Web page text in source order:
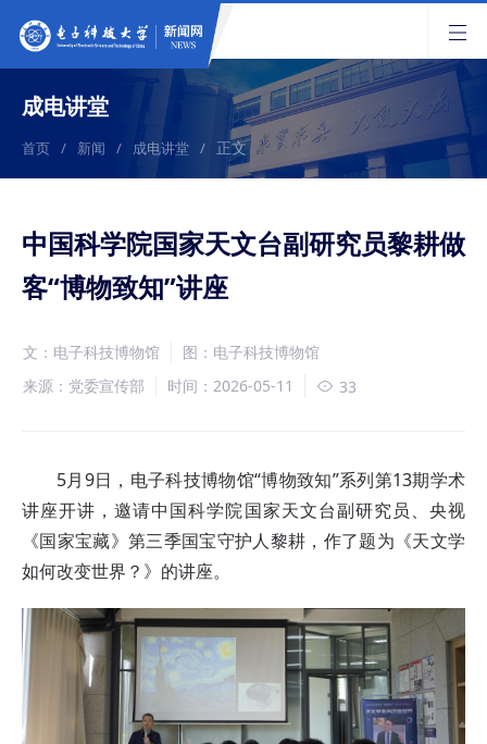
成电讲堂
首页 / 新闻 / 成电讲堂 / 正文
中国科学院国家天文台副研究员黎耕做
客“博物致知”讲座
文：电子科技博物馆
图：电子科技博物馆
来源：党委宣传部
时间：2026-05-11 33
5月9日，电子科技博物馆“博物致知”系列第13期学术
讲座开讲，邀请中国科学院国家天文台副研究员、央视
《国家宝藏》第三季国宝守护人黎耕，作了题为《天文学
如何改变世界？ 》 的讲座。